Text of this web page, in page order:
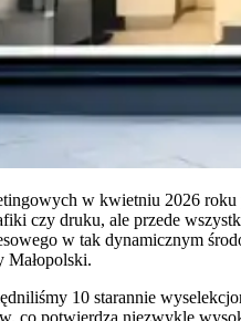
w kwietniu 2026
czy druku, ale przede
w tak dynamicznym
Małopolski.
10 starannie
co potwierdza niezwykle